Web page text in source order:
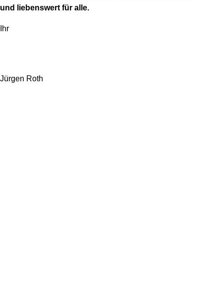
und liebenswert für alle.
Ihr
Jürgen Roth